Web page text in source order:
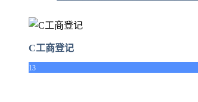
C工商登记
13